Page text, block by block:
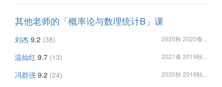
其他老师的「概率论与数理统计B」课
刘杰 9.2 (38) 2020秋 2020春...
温灿红 9.7 (13) 2021春 2019秋...
冯群强 9.2 (24) 2020秋 2019秋...